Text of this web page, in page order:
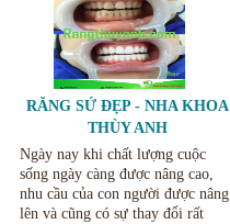
RĂNG SỨ ĐẸP - NHA KHOA
THÙY ANH
Ngày nay khi chất lượng cuộc
sống ngày càng được nâng cao,
nhu cầu của con người được nâng
lên và cũng có sự thay đổi rất